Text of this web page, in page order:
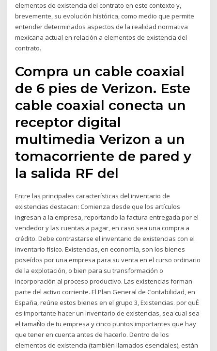
elementos de existencia del contrato en este contexto y,
brevemente, su evolución histórica, como medio que permite
entender determinados aspectos de la realidad normativa
mexicana actual en relación a elementos de existencia del
contrato.
Compra un cable coaxial
de 6 pies de Verizon. Este
cable coaxial conecta un
receptor digital
multimedia Verizon a un
tomacorriente de pared y
la salida RF del
Entre las principales características del inventario de
existencias destacan: Comienza desde que los artículos
ingresan a la empresa, reportando la factura entregada por el
vendedor y las cuentas a pagar, en caso sea una compra a
crédito. Debe contrastarse el inventario de existencias con el
inventario físico. Existencias, en economía, son los bienes
poseídos por una empresa para su venta en el curso ordinario
de la explotación, o bien para su transformación o
incorporación al proceso productivo. Las existencias forman
parte del activo corriente. El Plan General de Contabilidad, en
España, reúne estos bienes en el grupo 3, Existencias. por quÉ
es importante hacer un inventario de existencias, sea cual sea
el tamaÑo de tu empresa y cinco puntos importantes que hay
que tener en cuenta antes de hacerlo. Dentro de los
elementos de existencia (también llamados esenciales), están